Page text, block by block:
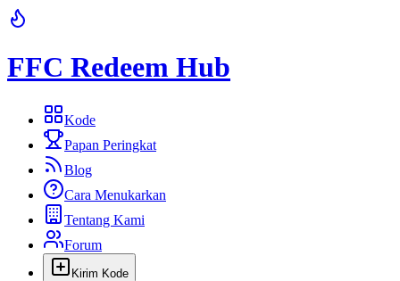
FFC Redeem Hub
Kode
Papan Peringkat
Blog
Cara Menukarkan
Tentang Kami
Forum
Kirim Kode